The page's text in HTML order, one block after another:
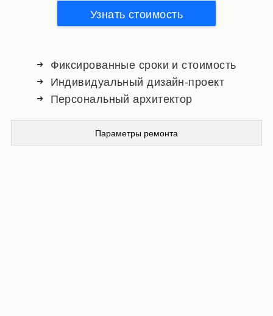
Узнать стоимость
Фиксированные сроки и стоимость
Индивидуальный дизайн-проект
Персональный архитектор
Параметры ремонта